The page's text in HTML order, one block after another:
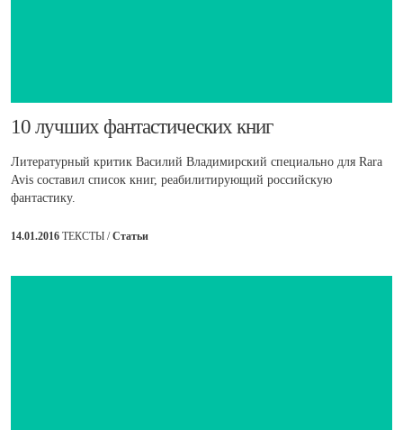
​10 лучших фантастических книг
Литературный критик Василий Владимирский специально для Rara
Avis составил список книг, реабилитирующий российскую
фантастику.
14.01.2016 ТЕКСТЫ /Статьи